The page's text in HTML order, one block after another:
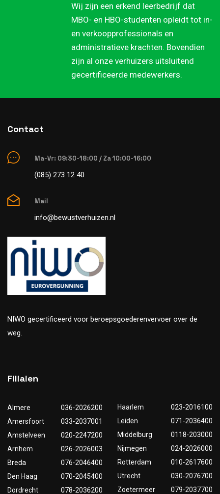
Wij zijn een erkend leerbedrijf dat
MBO- en HBO-studenten opleidt tot in-
en verkoopprofessionals en
administratieve krachten. Bovendien
zijn al onze verhuizers uitsluitend
gecertificeerde medewerkers.
Contact
Ma-Vr: 09:30-18:00 / Za 10:00-16:00
(085) 273 12 40
Mail
info@bewustverhuizen.nl
NIWO gecertificeerd voor beroepsgoederenvervoer over de
weg.
Filialen
Almere
036-2026200
Amersfoort
033-2037001
Amstelveen
020-2247200
Arnhem
026-2026003
Breda
076-2046400
Den Haag
070-2045400
Dordrecht
078-2036200
Haarlem
023-2016100
Leiden
071-2036400
Middelburg
0118-203000
Nijmegen
024-2026000
Rotterdam
010-2617600
Utrecht
030-2076700
Zoetermeer
079-2037700